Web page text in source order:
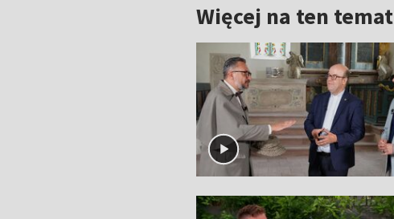
Więcej na ten temat